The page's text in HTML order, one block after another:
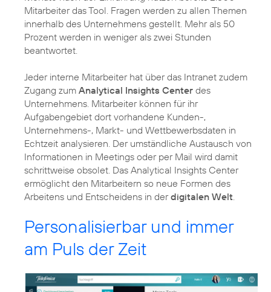
Mitarbeiter das Tool. Fragen werden zu allen Themen
innerhalb des Unternehmens gestellt. Mehr als 50
Prozent werden in weniger als zwei Stunden
beantwortet.
Jeder interne Mitarbeiter hat über das Intranet zudem
Zugang zum Analytical Insights Center des
Unternehmens. Mitarbeiter können für ihr
Aufgabengebiet dort vorhandene Kunden-,
Unternehmens-, Markt- und Wettbewerbsdaten in
Echtzeit analysieren. Der umständliche Austausch von
Informationen in Meetings oder per Mail wird damit
schrittweise obsolet. Das Analytical Insights Center
ermöglicht den Mitarbeitern so neue Formen des
Arbeitens und Entscheidens in derdigitalen Welt.
Personalisierbar und immer
am Puls der Zeit